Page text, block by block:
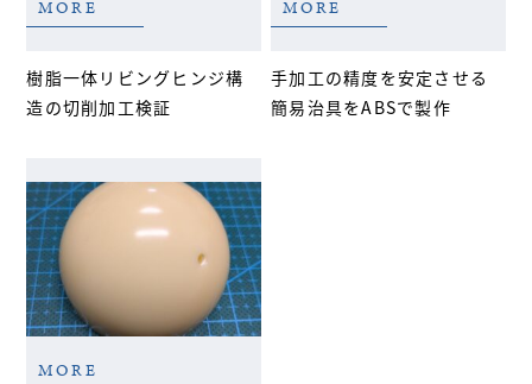
MORE
樹脂一体リビングヒンジ構
造の切削加工検証
MORE
手加工の精度を安定させる
簡易治具をABSで製作
MORE